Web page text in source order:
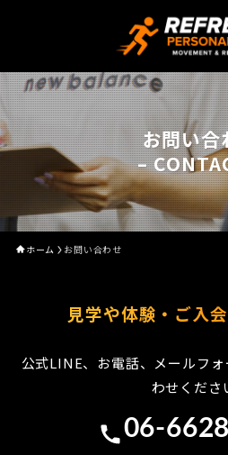
お問い合
–
ホーム お問い合わせ
見学や体験・ご入
公式LINE、お電話、メールフ
わせくださ
06-